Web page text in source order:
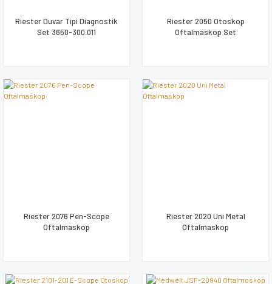
Riester Duvar Tipi Diagnostik
Set 3650-300.011
Riester 2050 Otoskop
Oftalmaskop Set
Riester 2076 Pen-Scope
Oftalmaskop
Riester 2020 Uni Metal
Oftalmaskop